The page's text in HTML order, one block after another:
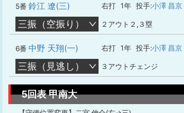
5番 鈴江 遼(三) 右打 1年 投手:小澤 昌京
三振（空振り） ２アウト２,３塁
6番 中野 天翔(一) 右打 1年 投手:小澤 昌京
三振（見逃し） ３アウトチェンジ
5回表 甲南大